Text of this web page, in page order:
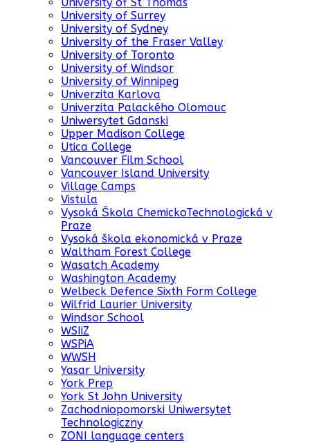
University of Surrey
University of Sydney
University of the Fraser Valley
University of Toronto
University of Windsor
University of Winnipeg
Univerzita Karlova
Univerzita Palackého Olomouc
Uniwersytet Gdanski
Upper Madison College
Utica College
Vancouver Film School
Vancouver Island University
Village Camps
Vistula
Vysoká Škola ChemickoTechnologická v
Praze
Vysoká škola ekonomická v Praze
Waltham Forest College
Wasatch Academy
Washington Academy
Welbeck Defence Sixth Form College
Wilfrid Laurier University
Windsor School
WSIiZ
WSPiA
WWSH
Yasar University
York Prep
York St John University
Zachodniopomorski Uniwersytet
Technologiczny
ZONI language centers